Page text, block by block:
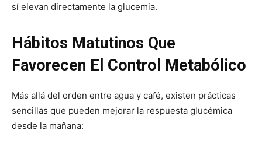
sí elevan directamente la glucemia.
Hábitos Matutinos Que
Favorecen El Control Metabólico
Más allá del orden entre agua y café, existen prácticas
sencillas que pueden mejorar la respuesta glucémica
desde la mañana: